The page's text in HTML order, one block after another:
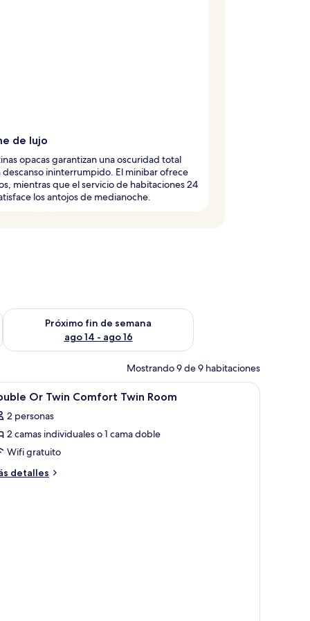
de lujo
opacas garantizan una oscuridad total
descanso ininterrumpido. El minibar ofrece
mientras que el servicio de habitaciones 24
los antojos de medianoche.
semana ago 7 - ago 9
Próximo fin de semana
ago 14 - ago 16
Consulta la disponibilidad para el próximo fin de semana ago
Mostrando 9 de 9 habitaciones
un escritorio con computadora, una silla y una lámpara.
Minibar, caja de seguridad en la habitación y
1 Or Twin Comfort Twin Room
2 personas
2 camas individuales o 1 cama doble
Wifi gratuito
detalles